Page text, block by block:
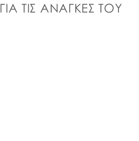
ΤΙΣ ΑΝΑΓΚΕΣ ΤΟΥ